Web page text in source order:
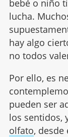
bebé o niño
lucha.
hay algo
no todos
Por ello, es
pueden ser
los sentidos,
olfato,